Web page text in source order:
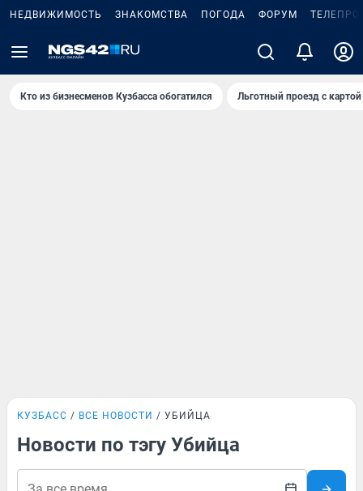
НЕДВИЖИМОСТЬ ЗНАКОМСТВА ПОГОДА ФОРУМ
Кто из бизнесменов Кузбасса обогатился Льготный проезд с
КУЗБАСС ВСЕ НОВОСТИ УБИЙЦА
Новости по тэгу Убийца